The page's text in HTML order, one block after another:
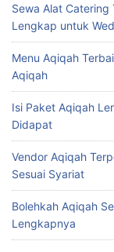
Sewa Alat Catering
Lengkap untuk
Menu Aqiqah
Aqiqah
Isi Paket Aqiqah
Didapat
Vendor Aqiqah
Sesuai Syariat
Bolehkah Aqiqah
Lengkapnya